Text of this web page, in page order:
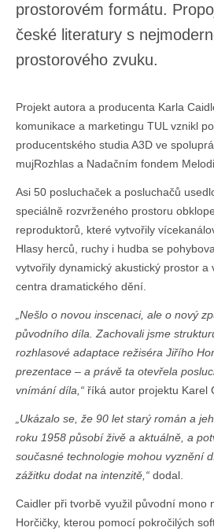
prostorovém formátu.
české literatury s
prostorového zvuku.
Projekt autora a producenta Karla
komunikace a marketingu TUL vznikl
producentského studia A3D ve
mujRozhlas a Nadačním fondem
Asi 50 posluchaček a posluchačů
speciálně rozvrženého prostoru
reproduktorů, které vytvořily
Hlasy herců, ruchy i hudba se
vytvořily dynamický akustický prostor a
centra dramatického dění.
„Nešlo o novou inscenaci, ale o nový
původního díla. Zachovali jsme
rozhlasové adaptace režiséra Jiřího
prezentace – a právě ta otevřela
vnímání díla,“ říká autor projektu Karel
„Ukázalo se, že 90 let starý román a
roku 1958 působí živě a aktuálně, a
současné technologie mohou vyznění
zážitku dodat na intenzitě,“ dodal.
Caidler při tvorbě využil původní mono
Horčičky, kterou pomocí pokročilých